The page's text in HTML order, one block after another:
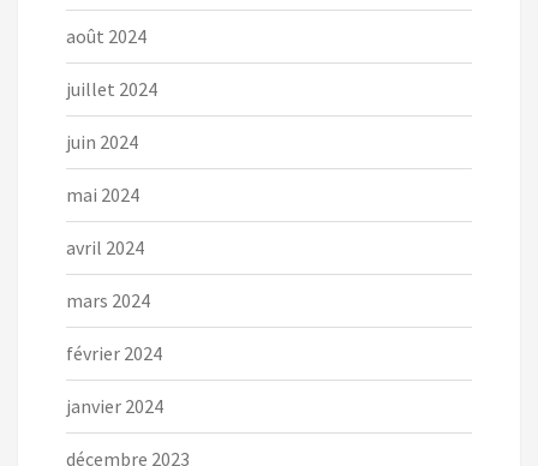
août 2024
juillet 2024
juin 2024
mai 2024
avril 2024
mars 2024
février 2024
janvier 2024
décembre 2023